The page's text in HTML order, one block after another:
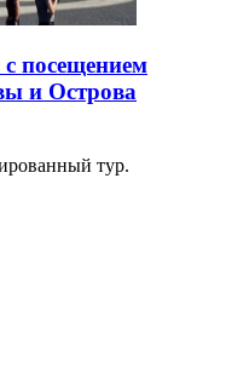
посещением
и Острова
тур.